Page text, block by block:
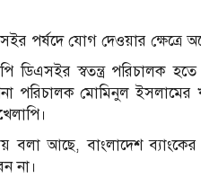
পর্ষদে যোগ দেওয়ার ক্ষেত্রে
স্বতন্ত্র পরিচালক হতে
পরিচালক মোমিনুল
আছে, বাংলাদেশ ব্যাংকের
না।